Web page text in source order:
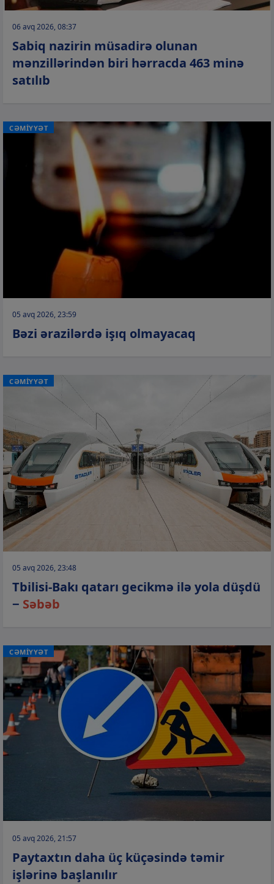
06 avq 2026, 08:37
Sabiq nazirin müsadirə olunan
mənzillərindən biri hərracda 463 minə
satılıb
CƏMİYYƏT
05 avq 2026, 23:59
Bəzi ərazilərdə işıq olmayacaq
CƏMİYYƏT
05 avq 2026, 23:48
Tbilisi-Bakı qatarı gecikmə ilə yola düşdü
− Səbəb
CƏMİYYƏT
05 avq 2026, 21:57
Paytaxtın daha üç küçəsində təmir
işlərinə başlanılır